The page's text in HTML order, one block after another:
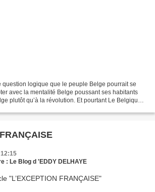
question logique que le peuple Belge pourrait se
avec la mentalité Belge poussant ses habitants
plutôt qu’à la révolution. Et pourtant Le Belgique
: Le Blog d 'EDDY DELHAYE